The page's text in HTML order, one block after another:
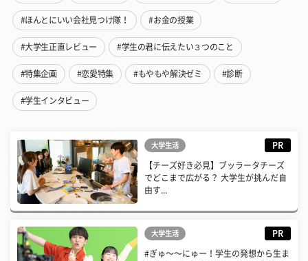
#ほんとにいい会社見つけ隊！ #お金の授業
#大学生正直レビュー #学生の君に伝えたい３つのこと
#特集企画 #恋愛特集 #もやもや解決ゼミ #診断
#学生インタビュー
大学生活 PR
【チーズ好き必見】ブッラータチーズ
でどこまで広がる？ 大学生が挑んだ自
由す...
大学生活 PR
#ぎゅ〜〜にゅー！学生の発想から生ま